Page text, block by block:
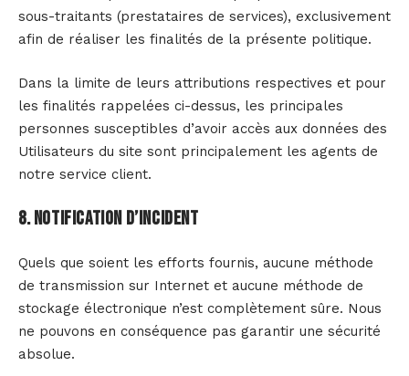
sous-traitants (prestataires de services), exclusivement
afin de réaliser les finalités de la présente politique.
Dans la limite de leurs attributions respectives et pour
les finalités rappelées ci-dessus, les principales
personnes susceptibles d’avoir accès aux données des
Utilisateurs du site sont principalement les agents de
notre service client.
8. Notification d’incident
Quels que soient les efforts fournis, aucune méthode
de transmission sur Internet et aucune méthode de
stockage électronique n’est complètement sûre. Nous
ne pouvons en conséquence pas garantir une sécurité
absolue.